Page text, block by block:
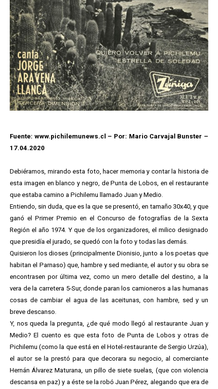
Fuente: www.pichilemunews.cl – Por: Mario Carvajal Bunster –
17.04.2020
Debiéramos, mirando esta foto, hacer memoria y contar la historia de
esta imagen en blanco y negro, de Punta de Lobos, en el restaurante
que estaba camino a Pichilemu llamado Juan y Medio.
Entiendo, sin duda, que es la que se presentó, en tamaño 30x40, y que
ganó el Primer Premio en el Concurso de fotografías de la Sexta
Región el año 1974. Y que de los organizadores, el milico designado
que presidía el jurado, se quedó con la foto y todas las demás.
Quisieron los dioses (principalmente Dionisio, junto a los poetas que
habitan el Parnaso) que, hambre y sed mediante, el autor y su obra se
encontrasen por última vez, como un mero detalle del destino, a la
vera de la carretera 5-Sur, donde paran los camioneros a las humanas
cosas de cambiar el agua de las aceitunas, con hambre, sed y un
breve descanso.
Y, nos queda la pregunta, ¿de qué modo llegó al restaurante Juan y
Medio? El cuento es que esta foto de Punta de Lobos y otras de
Pichilemu (como la que está en el Hotel-restaurante de Sergio Urzúa),
el autor se la prestó para que decorara su negocio, al comerciante
Hernán Álvarez Maturana, un pillo de siete suelas, (que con violencia
descansa en paz) y a éste se la robó Juan Pérez, alegando que era de